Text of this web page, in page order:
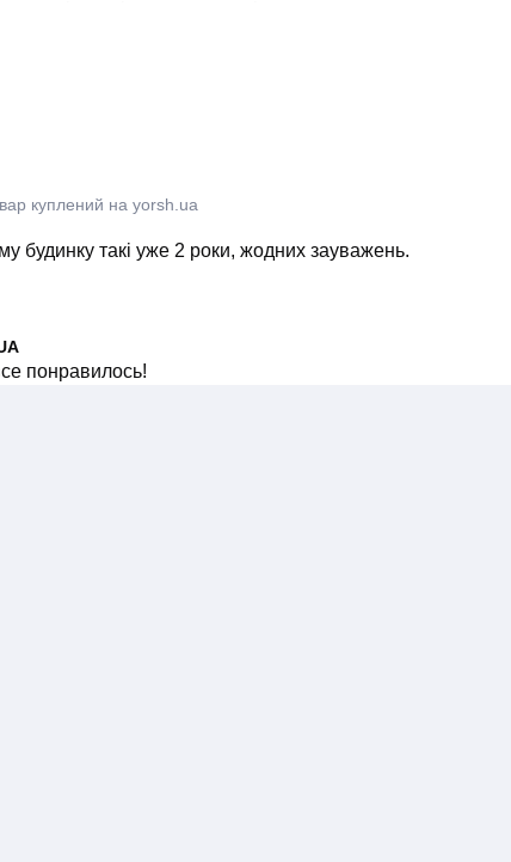
і температури води, що подається. Достатньо
його використання, включаючи шланг та душову
куплений на yorsh.ua
будинку такі уже 2 роки, жодних зауважень.
понравилось!